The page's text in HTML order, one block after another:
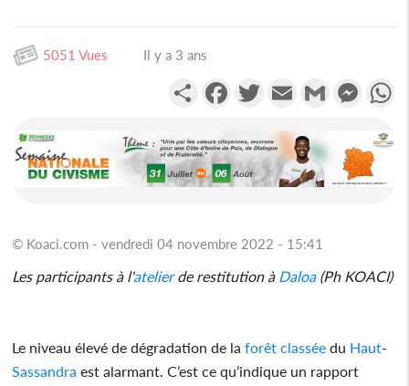
5051 Vues Il y a 3 ans
PartagerFacebookTwitterEmail Gmail
© Koaci.com - vendredi 04 novembre 2022 - 15:41
Les participants à l'atelierde restitution à Daloa(Ph KOACI)
Le niveau élevé de dégradation de laforêt classée du Haut-
Sassandra est alarmant. C’est ce qu’indique un rapport